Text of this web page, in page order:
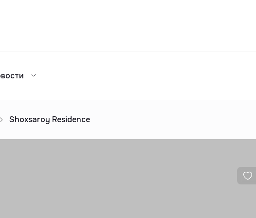
Сдача в 2025
Shoxsaroy Residence